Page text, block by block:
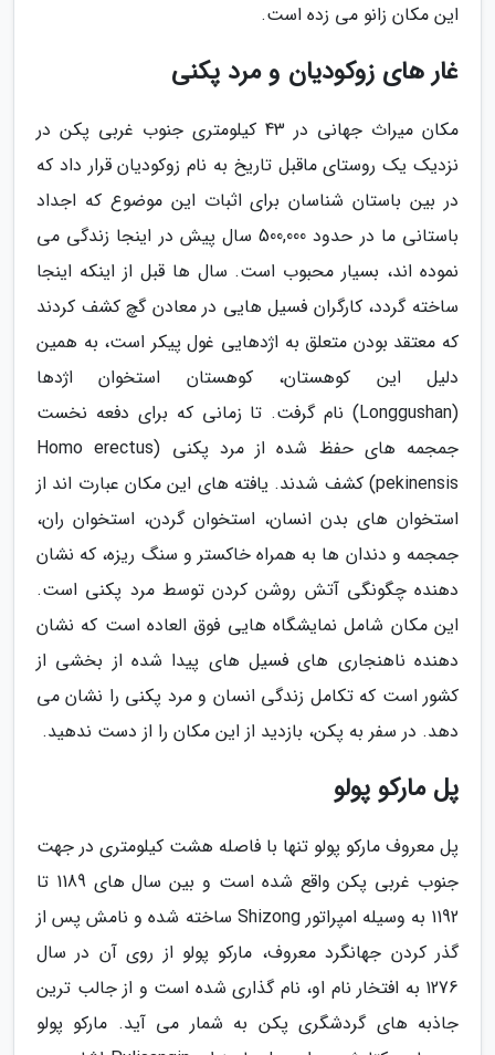
این مکان زانو می زده است.
غار های زوکودیان و مرد پکنی
مکان میراث جهانی در 43 کیلومتری جنوب غربی پکن در
نزدیک یک روستای ماقبل تاریخ به نام زوکودیان قرار داد که
در بین باستان شناسان برای اثبات این موضوع که اجداد
باستانی ما در حدود 500,000 سال پیش در اینجا زندگی می
نموده اند، بسیار محبوب است. سال ها قبل از اینکه اینجا
ساخته گردد، کارگران فسیل هایی در معادن گچ کشف کردند
که معتقد بودن متعلق به اژدهایی غول پیکر است، به همین
دلیل این کوهستان، کوهستان استخوان اژدها
(Longgushan) نام گرفت. تا زمانی که برای دفعه نخست
جمجمه های حفظ شده از مرد پکنی (Homo erectus
pekinensis) کشف شدند. یافته های این مکان عبارت اند از
استخوان های بدن انسان، استخوان گردن، استخوان ران،
جمجمه و دندان ها به همراه خاکستر و سنگ ریزه، که نشان
دهنده چگونگی آتش روشن کردن توسط مرد پکنی است.
این مکان شامل نمایشگاه هایی فوق العاده است که نشان
دهنده ناهنجاری های فسیل های پیدا شده از بخشی از
کشور است که تکامل زندگی انسان و مرد پکنی را نشان می
دهد. در سفر به پکن، بازدید از این مکان را از دست ندهید.
پل مارکو پولو
پل معروف مارکو پولو تنها با فاصله هشت کیلومتری در جهت
جنوب غربی پکن واقع شده است و بین سال های 1189 تا
1192 به وسیله امپراتور Shizong ساخته شده و نامش پس از
گذر کردن جهانگرد معروف، مارکو پولو از روی آن در سال
1276 به افتخار نام او، نام گذاری شده است و از جالب ترین
جاذبه های گردشگری پکن به شمار می آید. مارکو پولو